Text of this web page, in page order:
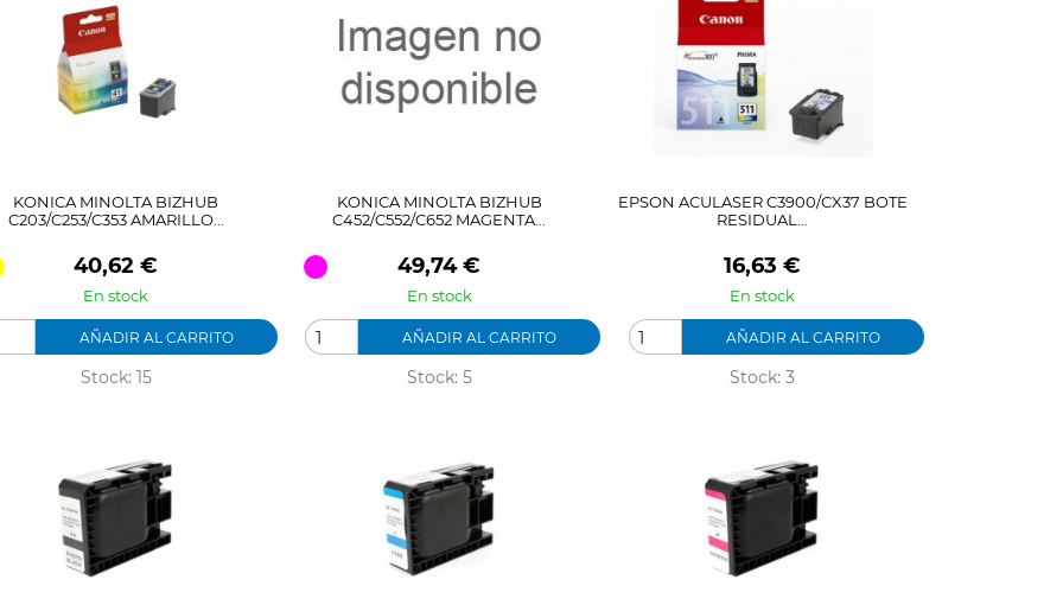
KONICA MINOLTA BIZHUB
C203/C253/C353 AMARILLO...
Precio
40,62 €
En stock
AÑADIR AL CARRITO
Stock: 15
KONICA MINOLTA BIZHUB
C452/C552/C652 MAGENTA...
Precio
49,74 €
En stock
AÑADIR AL CARRITO
Stock: 5
EPSON ACULASER C3900/CX37 BOTE
RESIDUAL...
Precio
16,63 €
En stock
AÑADIR AL CARRITO
Stock: 3